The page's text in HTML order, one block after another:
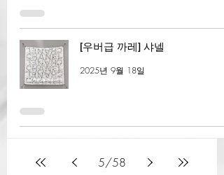
[우버급 까레] 샤넬
2025년 9월 18일
5/58